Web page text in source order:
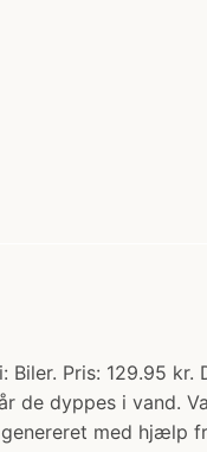
Biler. Pris: 129.95
de dyppes i vand.
med hjælp